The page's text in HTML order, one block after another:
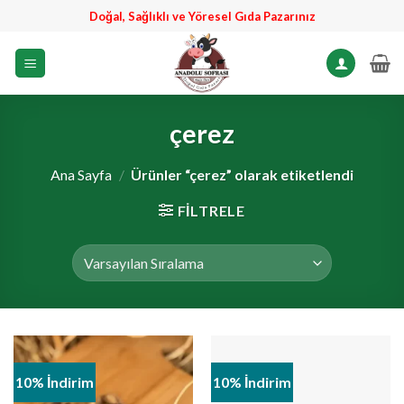
Doğal, Sağlıklı ve Yöresel Gıda Pazarınız
çerez
Ana Sayfa / Ürünler “çerez” olarak etiketlendi
FILTRELE
10% İndirim 10% İndirim